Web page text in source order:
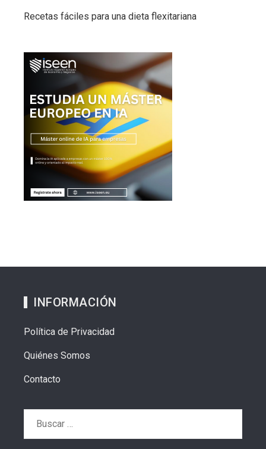
Recetas fáciles para una dieta flexitariana
INFORMACIÓN
Política de Privacidad
Quiénes Somos
Contacto